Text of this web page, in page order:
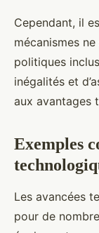
Cependant, il
mécanismes
politiques
inégalités et
aux avantages
Exemples
Les avancées
pour de